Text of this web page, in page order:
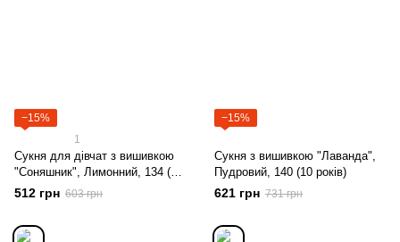
−15%
1
Сукня для дівчат з вишивкою
"Соняшник", Лимонний, 134 (9
років)
512 грн 603 грн
−15%
Сукня з вишивкою "Лаванда",
Пудровий, 140 (10 років)
621 грн 731 грн